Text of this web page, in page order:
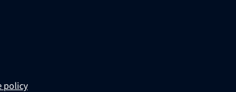
policy